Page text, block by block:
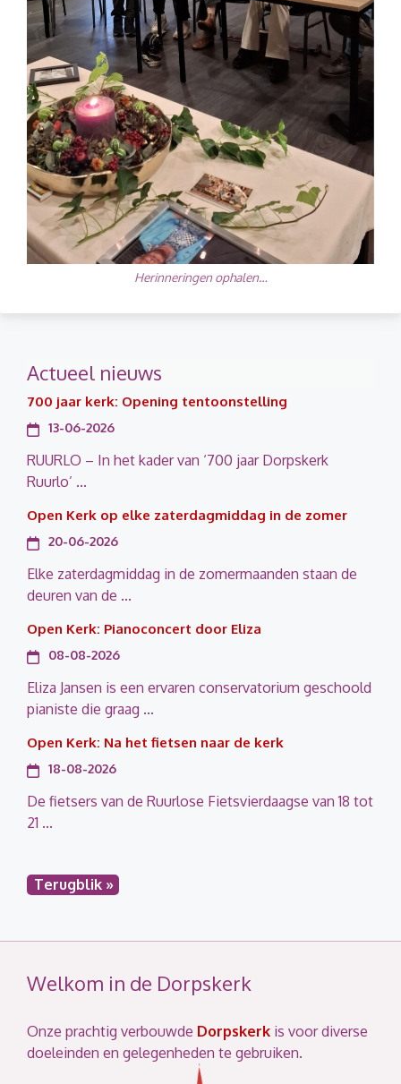
Herinneringen ophalen…
Actueel nieuws
700 jaar kerk: Opening tentoonstelling
13-06-2026
RUURLO – In het kader van ‘700 jaar Dorpskerk
Ruurlo’ ...
Open Kerk op elke zaterdagmiddag in de zomer
20-06-2026
Elke zaterdagmiddag in de zomermaanden staan de
deuren van de ...
Open Kerk: Pianoconcert door Eliza
08-08-2026
Eliza Jansen is een ervaren conservatorium geschoold
pianiste die graag ...
Open Kerk: Na het fietsen naar de kerk
18-08-2026
De fietsers van de Ruurlose Fietsvierdaagse van 18 tot
21 ...
Terugblik »
Welkom in de Dorpskerk
Onze prachtig verbouwde Dorpskerk is voor diverse
doeleinden en gelegenheden te gebruiken.